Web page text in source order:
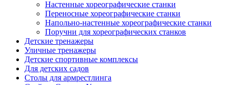
Настенные хореографические станки
Переносные хореографические станки
Напольно-настенные хореографические станки
Поручни для хореографических станков
Детские тренажеры
Уличные тренажеры
Детские спортивные комплексы
Для детских садов
Столы для армрестлинга